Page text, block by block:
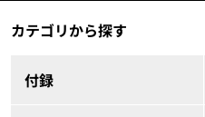
カテゴリから探す
付録